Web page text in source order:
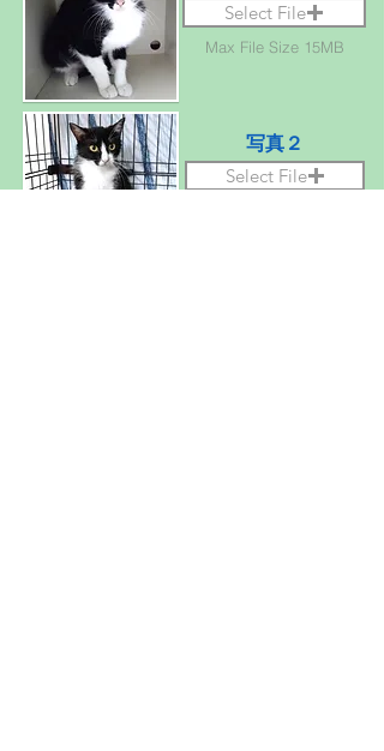
Select File
Max File Size 15MB
写真２
Select File